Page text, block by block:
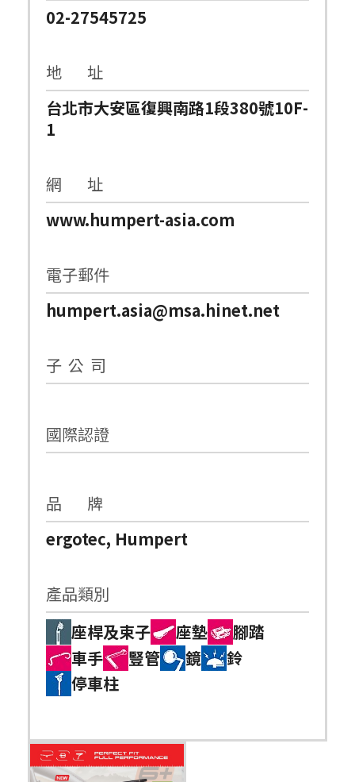
02-27545725
地 址
台北市大安區復興南路1段380號10F-
1
網 址
www.humpert-asia.com
電子郵件
humpert.asia@msa.hinet.net
子 公 司
國際認證
品 牌
ergotec, Humpert
產品類別
座桿及束子
座墊
腳踏
車手
豎管 鏡
鈴
停車柱